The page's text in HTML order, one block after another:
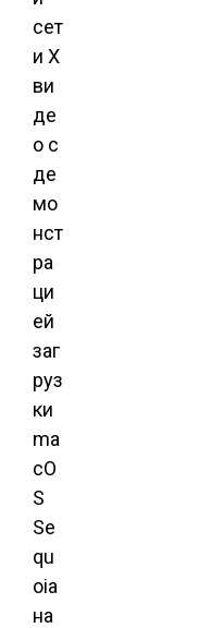
сет
и X
ви
де
о с
де
мо
нст
ра
ци
ей
заг
руз
ки
ma
cO
S
Se
qu
oia
на